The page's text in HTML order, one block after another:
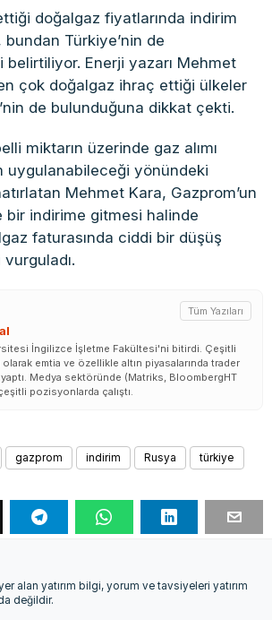
doğalgaz fiyatlarında indirim
bundan Türkiye’nin de
Enerji yazarı Mehmet
en çok doğalgaz ihraç ettiği ülkeler
de bulunduğuna dikkat çekti.
miktarın üzerinde gaz alımı
uygulanabileceği yönündeki
Mehmet Kara, Gazprom’un
bir indirime gitmesi halinde
faturasında ciddi bir düşüş
Tüm Yazıları
İngilizce İşletme Fakültesi'ni bitirdi. Çeşitli
olarak emtia ve özellikle altın piyasalarında trader
yaptı. Medya sektöründe (Matriks, BloombergHT
pozisyonlarda çalıştı.
gazprom indirim Rusya türkiye
alan yatırım bilgi, yorum ve tavsiyeleri yatırım
değildir.